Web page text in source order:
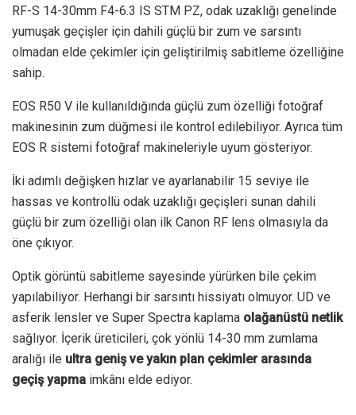
RF-S 14-30mm F4-6.3 IS STM PZ, odak uzaklığı genelinde
yumuşak geçişler için dahili güçlü bir zum ve sarsıntı
olmadan elde çekimler için geliştirilmiş sabitleme özelliğine
sahip.
EOS R50 V ile kullanıldığında güçlü zum özelliği fotoğraf
makinesinin zum düğmesi ile kontrol edilebiliyor. Ayrıca tüm
EOS R sistemi fotoğraf makineleriyle uyum gösteriyor.
İki adımlı değişken hızlar ve ayarlanabilir 15 seviye ile
hassas ve kontrollü odak uzaklığı geçişleri sunan dahili
güçlü bir zum özelliği olan ilk Canon RF lens olmasıyla da
öne çıkıyor.
Optik görüntü sabitleme sayesinde yürürken bile çekim
yapılabiliyor. Herhangi bir sarsıntı hissiyatı olmuyor. UD ve
asferik lensler ve Super Spectra kaplama olağanüstü netlik
sağlıyor. İçerik üreticileri, çok yönlü 14-30 mm zumlama
aralığı ile ultra geniş ve yakın plan çekimler arasında
geçiş yapma imkânı elde ediyor.